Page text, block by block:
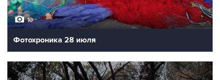
10
Фотохроника 28 июля